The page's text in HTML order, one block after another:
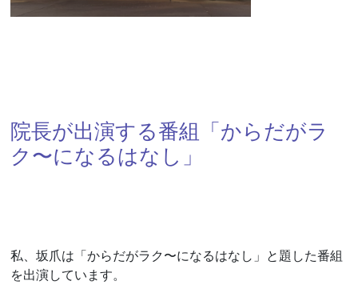
院長が出演する番組「からだがラ
ク〜になるはなし」
私、坂爪は「からだがラク〜になるはなし」と題した番組
を出演しています。